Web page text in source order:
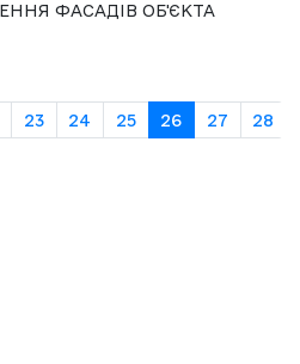
ФАСАДІВ ОБ'ЄКТА
23 24 25 26 27 28